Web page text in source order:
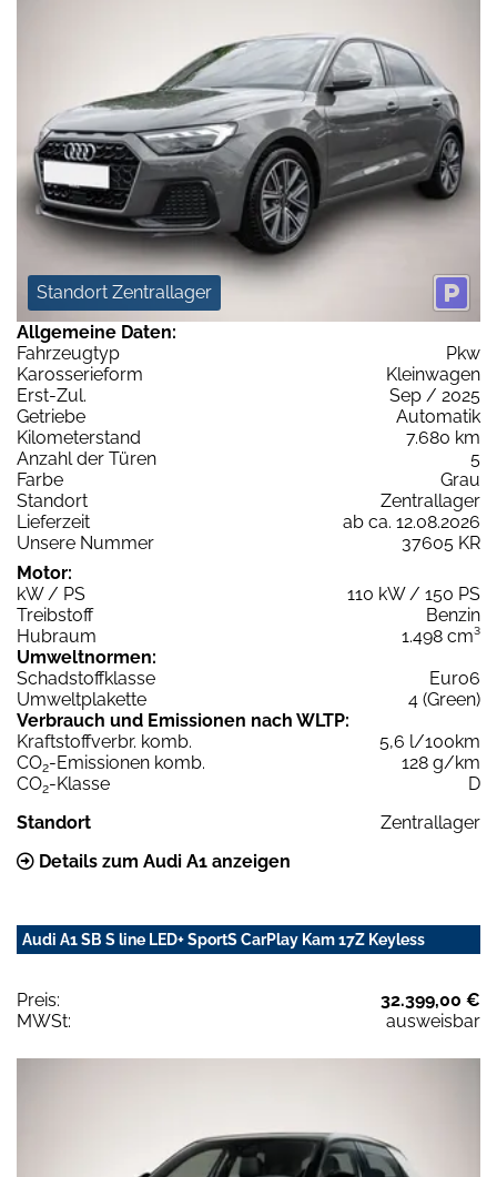
Standort Zentrallager
Allgemeine Daten:
Fahrzeugtyp
Pkw
Karosserieform
Kleinwagen
Erst-Zul.
Sep / 2025
Getriebe
Automatik
Kilometerstand
7.680 km
Anzahl der Türen
5
Farbe
Grau
Standort
Zentrallager
Lieferzeit
ab ca. 12.08.2026
Unsere Nummer
37605 KR
Motor:
kW / PS
110 kW / 150 PS
Treibstoff
Benzin
Hubraum
1.498 cm³
Umweltnormen:
Schadstoffklasse
Euro6
Umweltplakette
4 (Green)
Verbrauch und Emissionen nach WLTP:
Kraftstoffverbr. komb.
5,6 l/100km
CO2-Emissionen komb.
128 g/km
CO2-Klasse
D
Standort
Zentrallager
Details zum Audi A1 anzeigen
Audi A1 SB S line LED+ SportS CarPlay Kam 17Z Keyless
Preis:
32.399,00 €
MWSt:
ausweisbar